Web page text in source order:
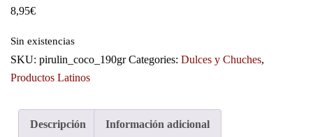
8,95€
Sin existencias
SKU: pirulin_coco_190gr Categories: Dulces y Chuches,
Productos Latinos
Descripción Información adicional